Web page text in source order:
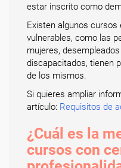
estar inscrito como
Existen algunos
vulnerables, como las
mujeres,
discapacitados, tienen
de los mismos.
Si quieres ampliar
artículo: Requisitos de
¿Cuál es la
cursos con